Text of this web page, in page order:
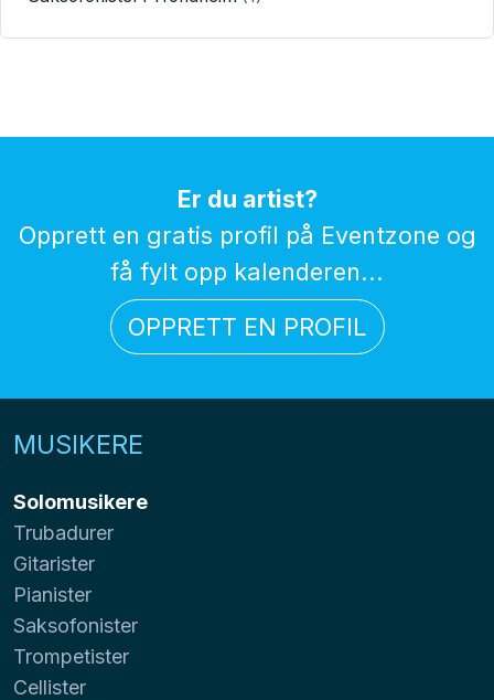
Er du artist?
Opprett en gratis profil på Eventzone og
få fylt opp kalenderen...
OPPRETT EN PROFIL
MUSIKERE
Solomusikere
Trubadurer
Gitarister
Pianister
Saksofonister
Trompetister
Cellister